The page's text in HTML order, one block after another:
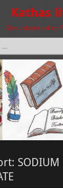
Kathas
Das Leben in allen
SODIUM